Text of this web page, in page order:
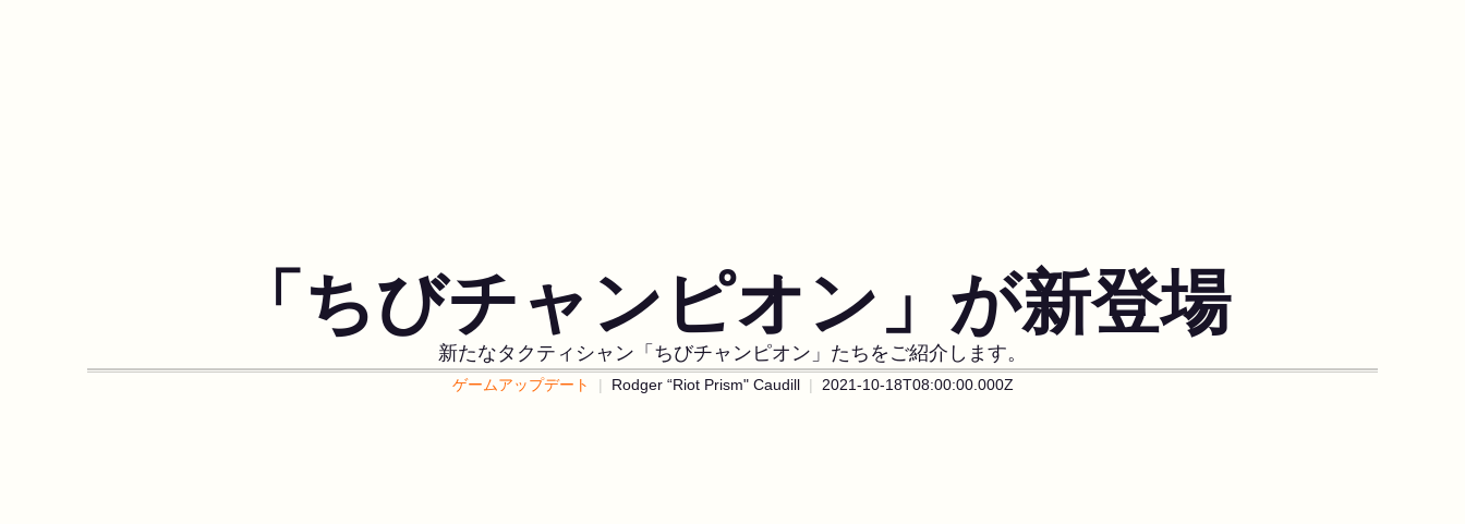
「ちびチャンピオン」が新登場
新たなタクティシャン「ちびチャンピオン」たちをご紹介します。
ゲームアップデート Rodger “Riot Prism" Caudill 2021-10-18T08:00:00.000Z